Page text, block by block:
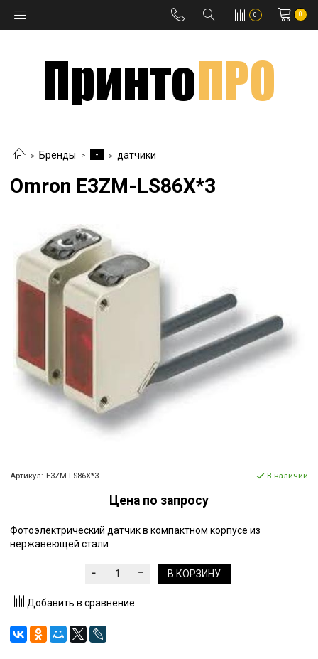
0 0
Бренды - датчики
Omron E3ZM-LS86X*3
Артикул: E3ZM-LS86X*3 В наличии
Цена по запросу
Фотоэлектрический датчик в компактном корпусе из
нержавеющей стали
В КОРЗИНУ
Добавить в сравнение